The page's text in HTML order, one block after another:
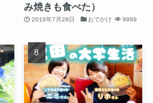
み焼きも食べた）
2016年7月28日 おでかけ 9989